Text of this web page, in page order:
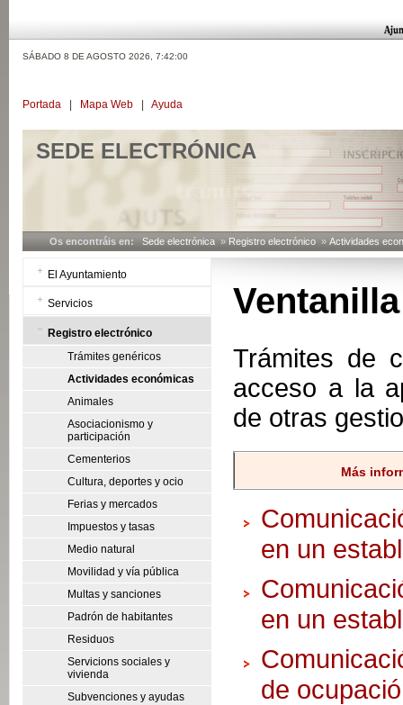
SÁBADO 8 DE AGOSTO 2026, 7:42:01
Portada Mapa Web Ayuda
SEDE ELECTRÓNICA
Os encontráis en: Sede electrónica » Registro electrónico » Actividades
El Ayuntamiento
Servicios
Registro electrónico
Trámites genéricos
Actividades económicas
Animales
Asociacionismo y
participación
Cementerios
Cultura, deportes y ocio
Ferias y mercados
Impuestos y tasas
Medio natural
Movilidad y vía pública
Multas y sanciones
Padrón de habitantes
Residuos
Servicions sociales y
vivienda
Subvenciones y ayudas
Trámites de
acceso a la
de otras
Más
en un
en un
de